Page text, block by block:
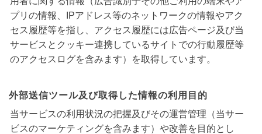
プリの情報、IPアドレス等のネットワークの情報やアク
セス履歴等を指し、アクセス履歴には広告ページ及び当
サービスとクッキー連携しているサイトでの行動履歴等
のアクセスログを含みます）を取得しています。
外部送信ツール及び取得した情報の利用目的
当サービスの利用状況の把握及びその運営管理（当サー
ビスのマーケティングを含みます）や改善を目的とし